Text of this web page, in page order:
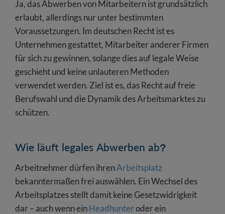
Ja, das Abwerben von Mitarbeitern ist grundsätzlich
erlaubt, allerdings nur unter bestimmten
Voraussetzungen. Im deutschen Recht ist es
Unternehmen gestattet, Mitarbeiter anderer Firmen
für sich zu gewinnen, solange dies auf legale Weise
geschieht und keine unlauteren Methoden
verwendet werden. Ziel ist es, das Recht auf freie
Berufswahl und die Dynamik des Arbeitsmarktes zu
schützen.
Wie läuft legales Abwerben ab?
Arbeitnehmer dürfen ihrenArbeitsplatz
bekanntermaßen frei auswählen. Ein Wechsel des
Arbeitsplatzes stellt damit keine Gesetzwidrigkeit
dar – auch wenn einHeadhunteroder ein